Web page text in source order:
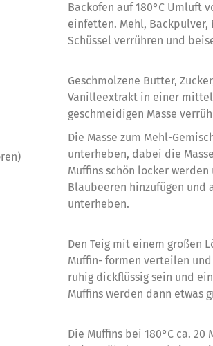
Backofen auf 180°C Umluft
einfetten. Mehl, Backpulver,
Schüssel verrühren und
Geschmolzene Butter,
Vanilleextrakt in einer
geschmeidigen Masse
Die Masse zum Mehl-
unterheben, dabei die
Muffins schön locker
Blaubeeren hinzufügen und
unterheben.
Den Teig mit einem großen
Muffin- formen verteilen
ruhig dickflüssig sein und
Muffins werden dann etwas
Die Muffins bei 180°C ca.